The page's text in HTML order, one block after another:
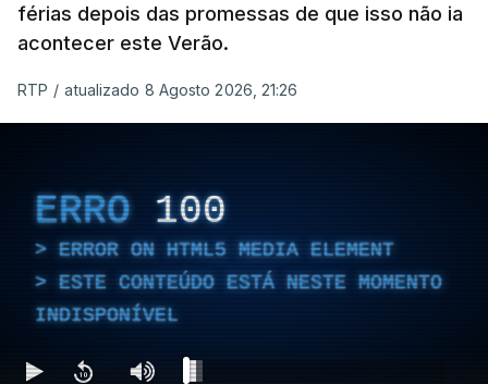
férias depois das promessas de que isso não ia
acontecer este Verão.
RTP / atualizado 8 Agosto 2026, 21:26
ERRO 100
ERROR ON HTML5 MEDIA ELEMENT
ESTE CONTEÚDO ESTÁ NESTE MOMENTO
INDISPONÍVEL